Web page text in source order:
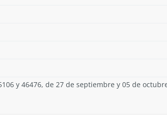
y 46476, de 27 de septiembre y 05 de